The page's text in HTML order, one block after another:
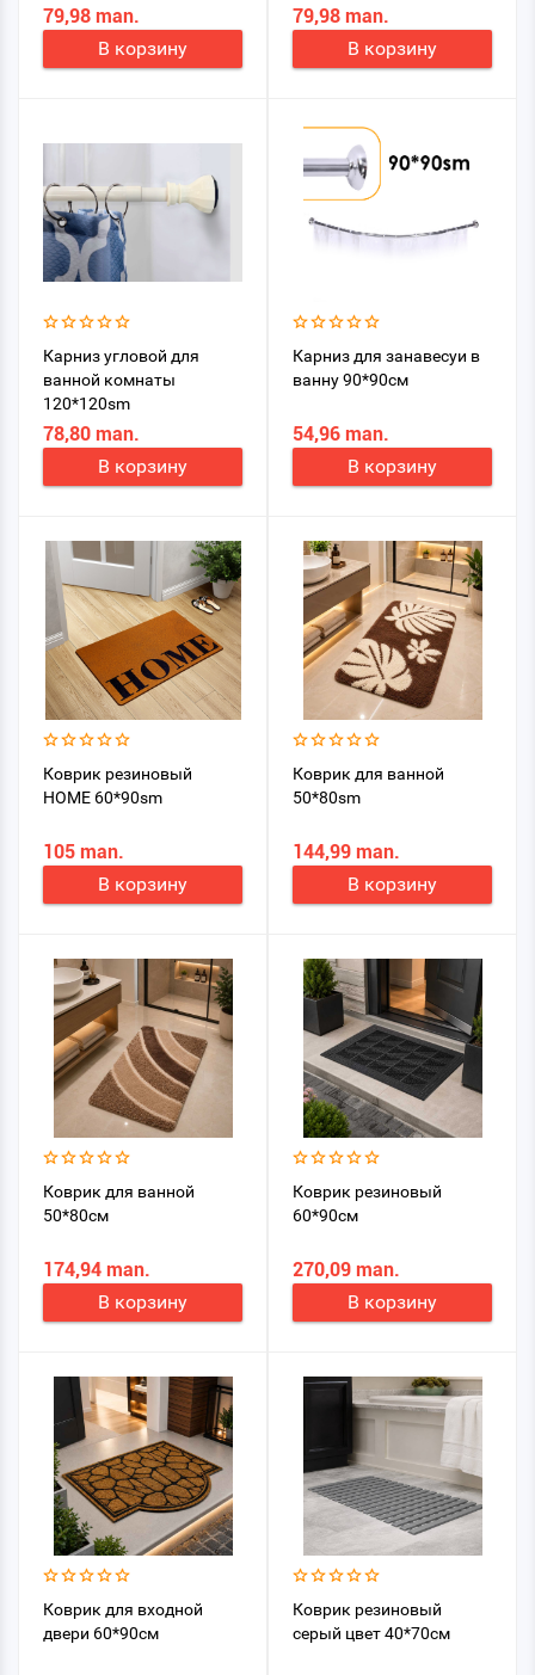
79,98 man.
В корзину
79,98 man.
В корзину
Карниз угловой для
ванной комнаты
120*120sm
78,80 man.
В корзину
Карниз для занавесуи в
ванну 90*90см
54,96 man.
В корзину
Коврик резиновый
HOME 60*90sm
105 man.
В корзину
Коврик для ванной
50*80sm
144,99 man.
В корзину
Коврик для ванной
50*80см
174,94 man.
В корзину
Коврик резиновый
60*90см
270,09 man.
В корзину
Коврик для входной
двери 60*90см
Коврик резиновый
серый цвет 40*70см